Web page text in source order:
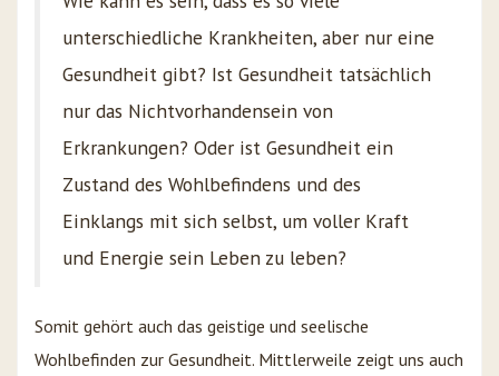
unterschiedliche Krankheiten, aber nur eine
Gesundheit gibt? Ist Gesundheit tatsächlich
nur das Nichtvorhandensein von
Erkrankungen? Oder ist Gesundheit ein
Zustand des Wohlbefindens und des
Einklangs mit sich selbst, um voller Kraft
und Energie sein Leben zu leben?
Somit gehört auch das geistige und seelische
Wohlbefinden zur Gesundheit. Mittlerweile zeigt uns auch